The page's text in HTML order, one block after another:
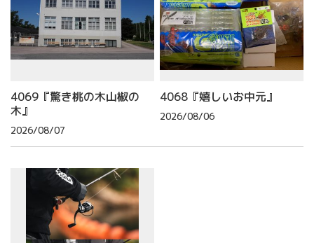
4069『驚き桃の木山椒の
木』
2026/08/07
4068『嬉しいお中元』
2026/08/06